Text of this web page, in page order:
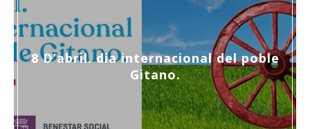
8 D’abril. dia internacional del poble
Gitano.